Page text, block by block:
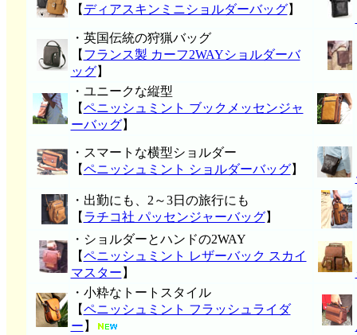
【 ディアスキンミニショルダーバッグ】
・英国伝統の狩猟バッグ
【 フランス製 カーフ2WAYショルダーバ
ッグ】
・ユニークな縦型
【ペニッシュミント ブックメッセンジャ
ーバッグ】
・スマートな横型ショルダー
【ペニッシュミント ショルダーバッグ】
・出勤にも、2～3日の旅行にも
【 ラチコ社 パッセンジャーバッグ】
・ショルダーとハンドの2WAY
【ペニッシュミント レザーバック スカイ
マスター 】
・小粋なトートスタイル
【ペニッシュミント フラッシュライダ
ー 】